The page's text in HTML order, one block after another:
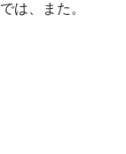
では、また。